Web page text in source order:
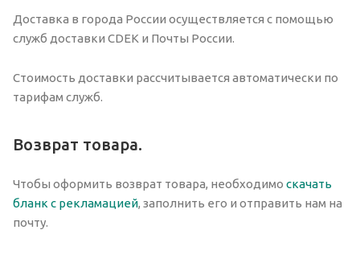
Доставка в города России осуществляется с помощью
служб доставки CDEK и Почты России.
Стоимость доставки рассчитывается автоматически по
тарифам служб.
Возврат товара.
Чтобы оформить возврат товара, необходимо скачать
бланк с рекламацией, заполнить его и отправить нам на
почту.